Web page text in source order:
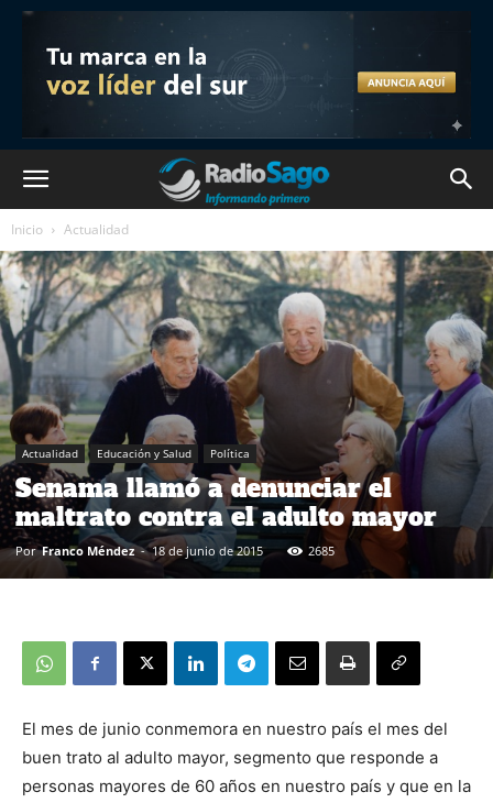
Inicio Actualidad
Actualidad Educación y Salud Política
Senama llamó a denunciar el
maltrato contra el adulto mayor
Por Franco Méndez - 18 de junio de 2015 2685
El mes de junio conmemora en nuestro país el mes del
buen trato al adulto mayor, segmento que responde a
personas mayores de 60 años en nuestro país y que en la